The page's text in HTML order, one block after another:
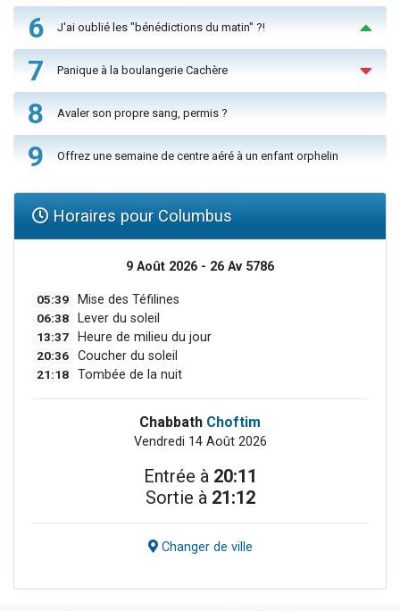
6 J'ai oublié les "bénédictions du matin" ?!
7 Panique à la boulangerie Cachère
8 Avaler son propre sang, permis ?
9 Offrez une semaine de centre aéré à un enfant orphelin
Horaires pour Columbus
9 Août 2026 - 26 Av 5786
05:39 Mise des Téfilines
06:38 Lever du soleil
13:37 Heure de milieu du jour
20:36 Coucher du soleil
21:18 Tombée de la nuit
Chabbath Choftim
Vendredi 14 Août 2026
Entrée à 20:11
Sortie à 21:12
Changer de ville